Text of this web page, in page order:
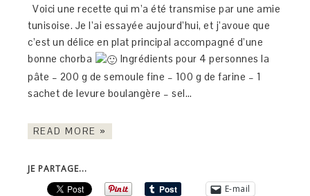
Voici une recette qui m’a été transmise par une amie
tunisoise. Je l’ai essayée aujourd’hui, et j’avoue que
c’est un délice en plat principal accompagné d’une
bonne chorba
Ingrédients pour 4 personnes la
pâte – 200 g de semoule fine – 100 g de farine – 1
sachet de levure boulangère – sel…
READ MORE »
JE PARTAGE...
E-mail